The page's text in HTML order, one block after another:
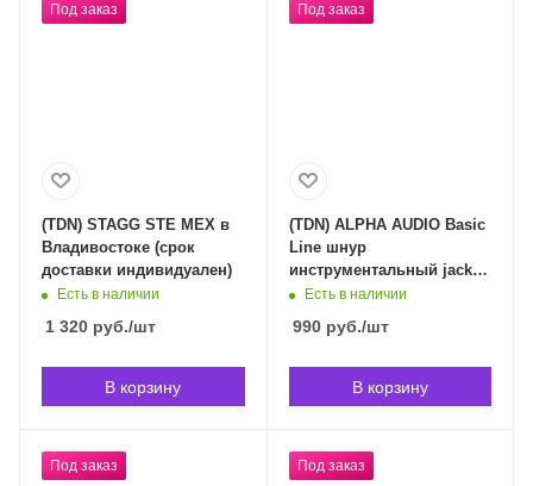
Под заказ
(TDN) STAGG STE MEX в
Владивостоке (срок
доставки индивидуален)
Есть в наличии
1 320 руб./шт
В корзину
Под заказ
(TDN) ALPHA AUDIO Basic
Line шнур
инструментальный jack
6,3 mono - jack 6,3 mono,
Владивостоке (срок
Есть в наличии
990руб./шт
В корзину
Под заказ Под заказ